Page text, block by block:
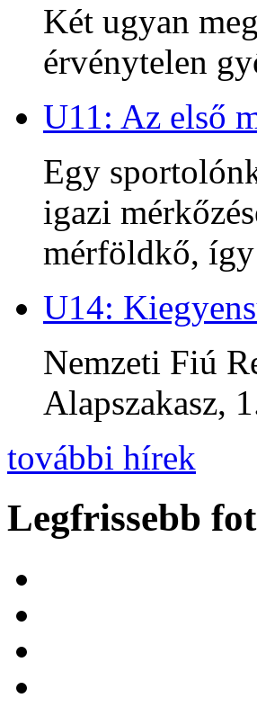
Két ugyan
érvénytelen
U11: Az első
Egy
igazi
mérföldkő, így
U14:
Nemzeti Fiú
Alapszakasz,
további hírek
Legfrissebb